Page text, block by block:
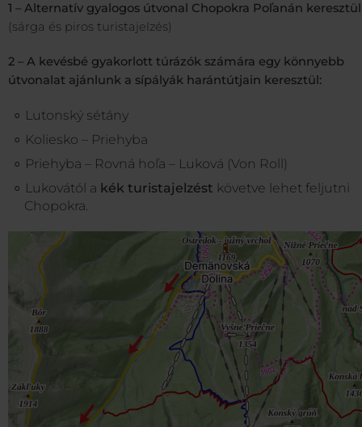
1 – Alternatív gyalogos útvonal Chopokra Poľanán keresztül
(sárga és piros turistajelzés)
2 – A kevésbé gyakorlott túrázók számára egy könnyebb
útvonalat ajánlunk a sípályák harántútjain keresztül:
Lutonský sétány
Koliesko – Priehyba
Priehyba – Rovná hoľa – Luková (Von Roll)
Lukovától a kék turistajelzést követve lehet feljutni
Chopokra.